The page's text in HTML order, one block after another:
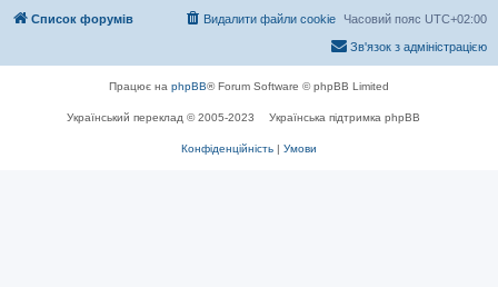
Список форумів Часовий пояс UTC+02:00
Видалити файли cookie
Зв'язок з адміністрацією
Працює на phpBB® Forum Software © phpBB Limited
Український переклад © 2005-2023 Українська підтримка phpBB
Конфіденційність | Умови